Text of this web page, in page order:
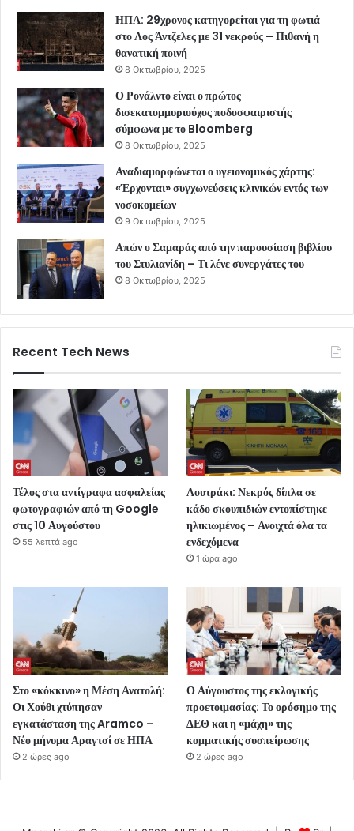
ΗΠΑ: 29χρονος κατηγορείται για τη φωτιά
στο Λος Άντζελες με 31 νεκρούς – Πιθανή η
θανατική ποινή
8 Οκτωβρίου, 2025
Ο Ρονάλντο είναι ο πρώτος
δισεκατομμυριούχος ποδοσφαιριστής
σύμφωνα με το Bloomberg
8 Οκτωβρίου, 2025
Αναδιαμορφώνεται ο υγειονομικός χάρτης:
«Έρχονται» συγχωνεύσεις κλινικών εντός των
νοσοκομείων
9 Οκτωβρίου, 2025
Απών ο Σαμαράς από την παρουσίαση βιβλίου
του Στυλιανίδη – Τι λένε συνεργάτες του
8 Οκτωβρίου, 2025
Recent Tech News
Τέλος στα αντίγραφα ασφαλείας
φωτογραφιών από τη Google
στις 10 Αυγούστου
55 λεπτά ago
Λουτράκι: Νεκρός δίπλα σε
κάδο σκουπιδιών εντοπίστηκε
ηλικιωμένος – Ανοιχτά όλα τα
ενδεχόμενα
1 ώρα ago
Στο «κόκκινο» η Μέση Ανατολή:
Οι Χούθι χτύπησαν
εγκατάσταση της Aramco –
Νέο μήνυμα Αραγτσί σε ΗΠΑ
2 ώρες ago
Ο Αύγουστος της εκλογικής
προετοιμασίας: Το ορόσημο της
ΔΕΘ και η «μάχη» της
κομματικής συσπείρωσης
2 ώρες ago